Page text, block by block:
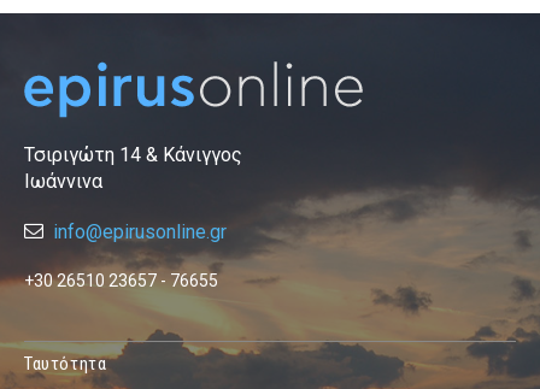
Τσιριγώτη 14 & Κάνιγγος
Ιωάννινα
info@epirusonline.gr
+30 26510 23657 - 76655
Ταυτότητα